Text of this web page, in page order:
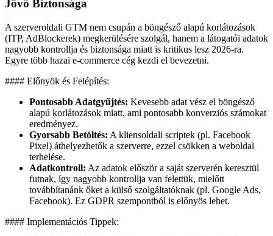
Jövő Biztonsága
A szerveroldali GTM nem csupán a böngésző alapú korlátozások
(ITP, AdBlockerek) megkerülésére szolgál, hanem a látogatói adatok
nagyobb kontrollja és biztonsága miatt is kritikus lesz 2026-ra.
Egyre több hazai e-commerce cég kezdi el bevezetni.
#### Előnyök és Felépítés:
Pontosabb Adatgyűjtés: Kevesebb adat vész el böngésző
alapú korlátozások miatt, ami pontosabb konverziós számokat
eredményez.
Gyorsabb Betöltés: A kliensoldali scriptek (pl. Facebook
Pixel) áthelyezhetők a szerverre, ezzel csökken a weboldal
terhelése.
Adatkontroll: Az adatok először a saját szerverén keresztül
futnak, így nagyobb kontrollja van felettük, mielőtt
továbbítanánk őket a külső szolgáltatóknak (pl. Google Ads,
Facebook). Ez GDPR szempontból is előnyös lehet.
#### Implementációs Tippek: